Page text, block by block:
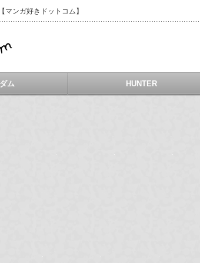
ンガ好きドットコム】
ム HUNTER